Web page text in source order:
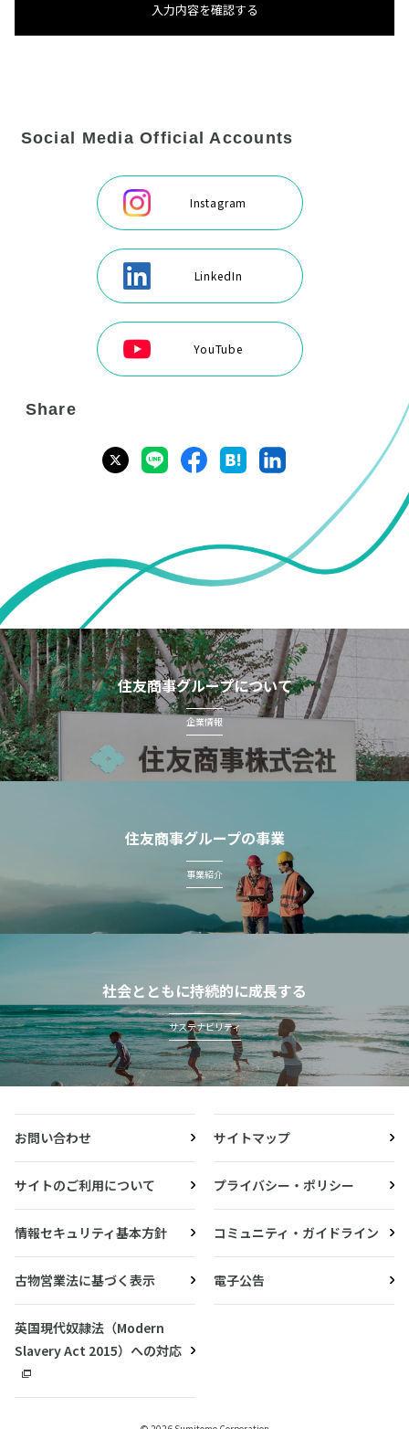
入力内容を確認する
Social Media Official Accounts
Instagram
LinkedIn
YouTube
Share
住友商事グループについて
企業情報
住友商事グループの事業
事業紹介
社会とともに持続的に成長する
サステナビリティ
お問い合わせ サイトマップ
サイトのご利用について プライバシー・ポリシー
情報セキュリティ基本方針 コミュニティ・ガイドライン
古物営業法に基づく表示 電子公告
英国現代奴隷法（Modern
Slavery Act 2015）への対応